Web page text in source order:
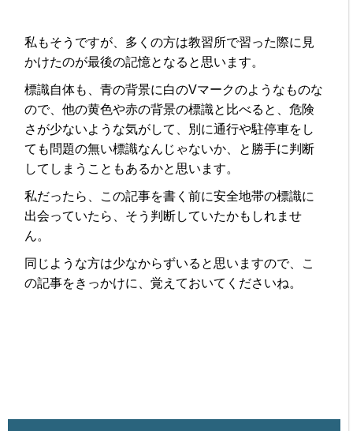
私もそうですが、多くの方は教習所で習った際に見
かけたのが最後の記憶となると思います。
標識自体も、青の背景に白のVマークのようなものな
ので、他の黄色や赤の背景の標識と比べると、危険
さが少ないような気がして、別に通行や駐停車をし
ても問題の無い標識なんじゃないか、と勝手に判断
してしまうこともあるかと思います。
私だったら、この記事を書く前に安全地帯の標識に
出会っていたら、そう判断していたかもしれませ
ん。
同じような方は少なからずいると思いますので、こ
の記事をきっかけに、覚えておいてくださいね。